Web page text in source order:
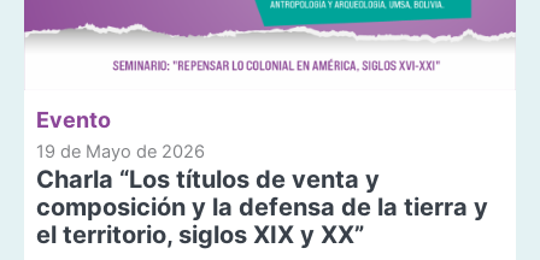
Evento
19 de Mayo de 2026
Charla “Los títulos de venta y
composición y la defensa de la tierra y
el territorio, siglos XIX y XX”